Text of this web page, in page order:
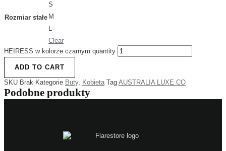
Rozmiar stałe
S
M
L
Clear
HEIRESS w kolorze czarnym quantity
ADD TO CART
SKU Brak Kategorie Buty, Kobieta Tag AUSTRALIA LUXE CO
Podobne produkty